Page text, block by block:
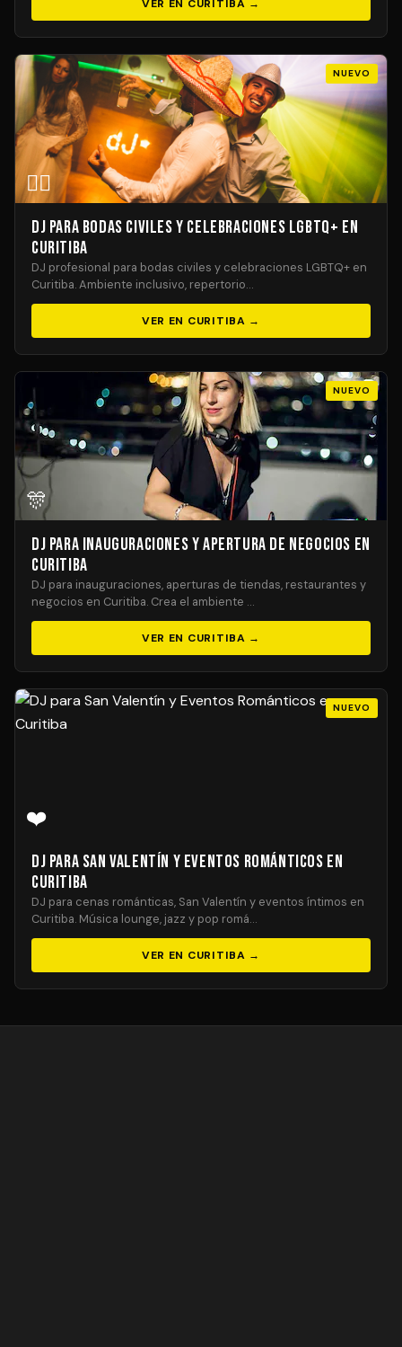
VER EN CURITIBA →
NUEVO
🏳️‍🌈
DJ para Bodas Civiles y Celebraciones LGBTQ+ en
Curitiba
DJ profesional para bodas civiles y celebraciones LGBTQ+ en
Curitiba. Ambiente inclusivo, repertorio…
VER EN CURITIBA →
NUEVO
🎊
DJ para Inauguraciones y Apertura de Negocios en
Curitiba
DJ para inauguraciones, aperturas de tiendas, restaurantes y
negocios en Curitiba. Crea el ambiente …
VER EN CURITIBA →
NUEVO
❤️
DJ para San Valentín y Eventos Románticos en
Curitiba
DJ para cenas románticas, San Valentín y eventos íntimos en
Curitiba. Música lounge, jazz y pop romá…
VER EN CURITIBA →